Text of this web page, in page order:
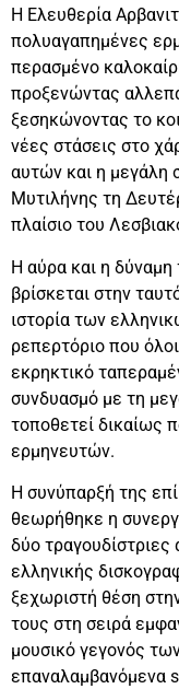
Η Ελευθερία
πολυαγαπημένες
περασμένο
προξενώντας
ξεσηκώνοντας το
νέες στάσεις στο
αυτών και η μεγάλη
Μυτιλήνης τη
πλαίσιο του
Η αύρα και η δύναμη
βρίσκεται στην
ιστορία των
ρεπερτόριο που
εκρηκτικό
συνδυασμό με τη
τοποθετεί δικαίως
ερμηνευτών.
Η συνύπαρξή της
θεωρήθηκε η
δύο
ελληνικής
ξεχωριστή θέση
τους στη σειρά
μουσικό γεγονός
επαναλαμβανόμενα